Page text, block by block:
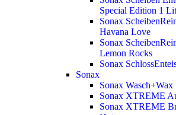
Special Edition 1
Sonax
Havana Love
Sonax
Lemon Rocks
Sonax
Sonax
Sonax Wasch+Wax
Sonax XTREME
Sonax XTREME